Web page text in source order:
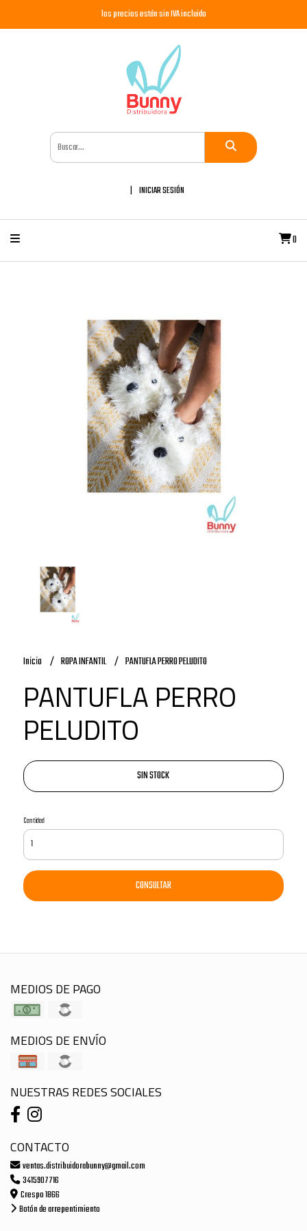
los precios están sin IVA incluido
INICIAR SESIÓN
0
Inicio ROPA INFANTIL PANTUFLA PERRO PELUDITO
PANTUFLA PERRO
PELUDITO
SIN STOCK
Cantidad
CONSULTAR
MEDIOS DE PAGO
MEDIOS DE ENVÍO
NUESTRAS REDES SOCIALES
CONTACTO
ventas.distribuidorabunny@gmail.com
3415907716
Crespo 1866
Botón de arrepentimiento